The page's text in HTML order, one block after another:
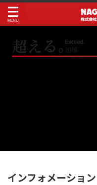
インフォメーション